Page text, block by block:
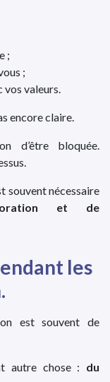
;
;
vos valeurs.
encore claire.
d’être bloquée.
souvent nécessaire
et de
les
est souvent de
autre chose : du